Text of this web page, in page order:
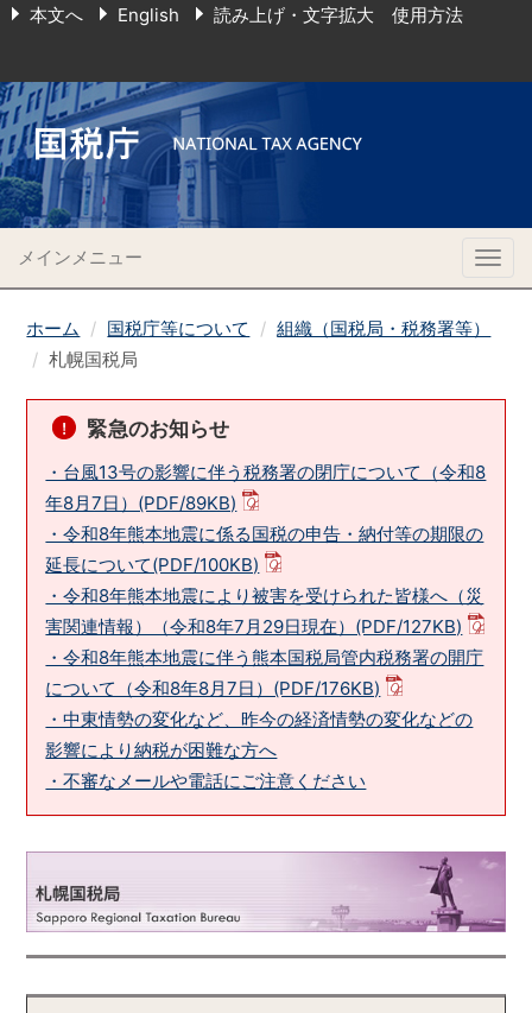
本文へ English 読み上げ・文字拡大 使用方法
メインメニュー
ホーム 国税庁等について
組織（国税局・税務署等）
札幌国税局
緊急のお知らせ
・台風13号の影響に伴う税務署の閉庁について（令和8
年8月7日）(PDF/89KB)
・令和8年熊本地震に係る国税の申告・納付等の期限の
延長について(PDF/100KB)
・令和8年熊本地震により被害を受けられた皆様へ（災
害関連情報）（令和8年7月29日現在）(PDF/127KB)
・令和8年熊本地震に伴う熊本国税局管内税務署の開庁
について（令和8年8月7日）(PDF/176KB)
・中東情勢の変化など、昨今の経済情勢の変化などの
影響により納税が困難な方へ
・不審なメールや電話にご注意ください